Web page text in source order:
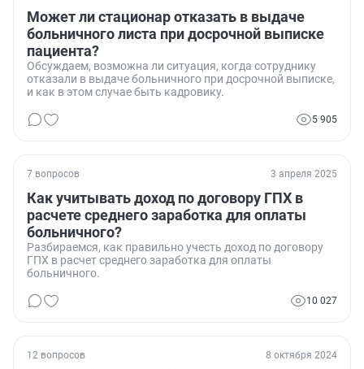
Может ли стационар отказать в выдаче
больничного листа при досрочной выписке
пациента?
Обсуждаем, возможна ли ситуация, когда сотруднику
отказали в выдаче больничного при досрочной выписке,
и как в этом случае быть кадровику.
5 905
7 вопросов 3 апреля 2025
Как учитывать доход по договору ГПХ в
расчете среднего заработка для оплаты
больничного?
Разбираемся, как правильно учесть доход по договору
ГПХ в расчет среднего заработка для оплаты
больничного.
10 027
12 вопросов 8 октября 2024